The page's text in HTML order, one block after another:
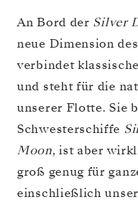
An Bord der Silver
neue Dimension
verbindet
und steht für die
unserer Flotte. Sie
Schwesterschiffe
Moon, ist aber
groß genug für
einschließlich